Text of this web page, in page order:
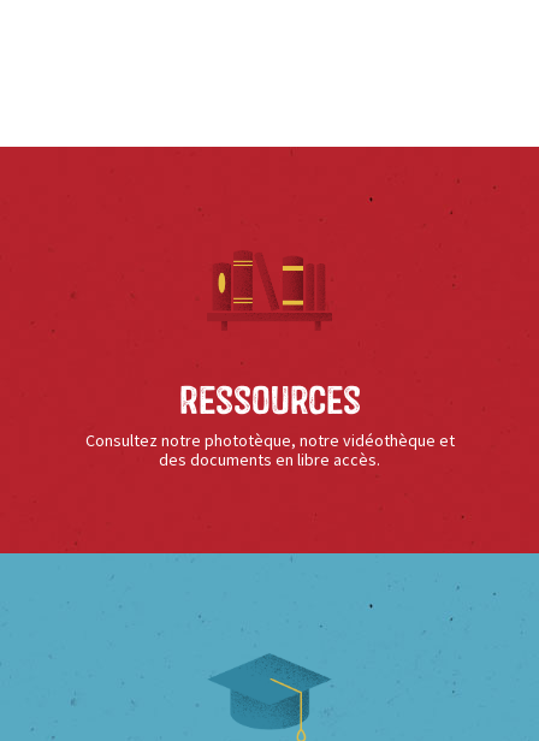
Ressources
Consultez notre phototèque, notre vidéothèque et
des documents en libre accès.